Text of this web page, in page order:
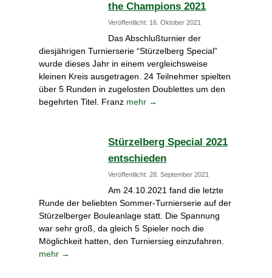
the Champions 2021
Veröffentlicht: 16. Oktober 2021
Das Abschlußturnier der
diesjährigen Turnierserie “Stürzelberg Special”
wurde dieses Jahr in einem vergleichsweise
kleinen Kreis ausgetragen. 24 Teilnehmer spielten
über 5 Runden in zugelosten Doublettes um den
begehrten Titel. Franz mehr →
Stürzelberg Special 2021
entschieden
Veröffentlicht: 28. September 2021
Am 24.10.2021 fand die letzte
Runde der beliebten Sommer-Turnierserie auf der
Stürzelberger Bouleanlage statt. Die Spannung
war sehr groß, da gleich 5 Spieler noch die
Möglichkeit hatten, den Turniersieg einzufahren.
mehr →